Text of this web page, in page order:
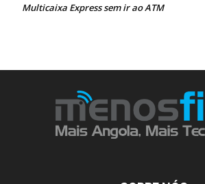
Multicaixa Express sem ir ao ATM